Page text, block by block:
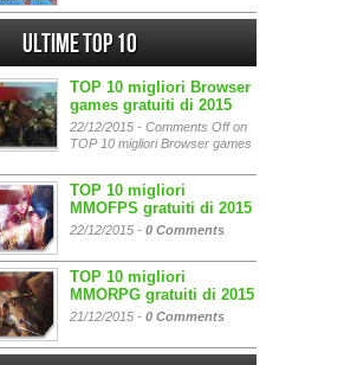
Ultime Top 10
TOP 10 migliori Browser
games gratuiti di 2015
22/12/2015 - Comments Offon
TOP 10 migliori Browser games
TOP 10 migliori
MMOFPS gratuiti di 2015
22/12/2015 - 0 Comments
TOP 10 migliori
MMORPG gratuiti di 2015
21/12/2015 - 0 Comments